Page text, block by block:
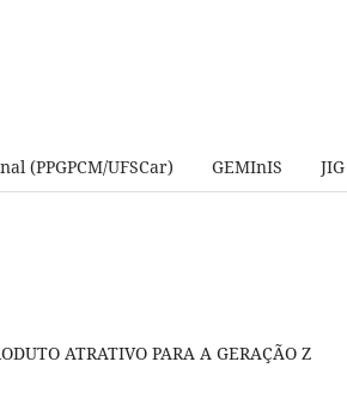
(PPGPCM/UFSCar) GEMInIS JIG
ATRATIVO PARA A GERAÇÃO Z